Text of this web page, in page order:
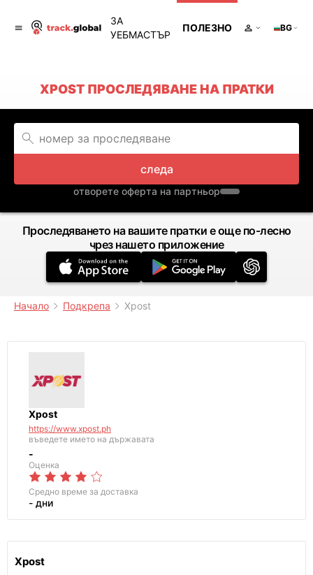
ЗА
УЕБМАСТЪР
ПОЛЕЗНО BG
XPOST ПРОСЛЕДЯВАНЕ НА ПРАТКИ
следа
отворете оферта на партньор
Проследяването на вашите пратки е още по-лесно
чрез нашето приложение
Начало Подкрепа Xpost
Xpost
https://www.xpost.ph
въведете името на държавата
-
Оценка
Средно време за доставка
- дни
Xpost